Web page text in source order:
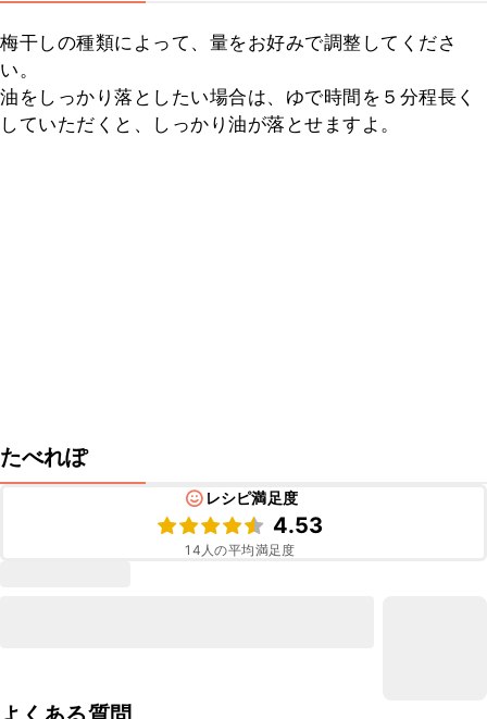
梅干しの種類によって、量をお好みで調整してくださ
い。
油をしっかり落としたい場合は、ゆで時間を５分程長く
していただくと、しっかり油が落とせますよ。
たべれぽ
レシピ満足度
4.53
14 人の平均満足度